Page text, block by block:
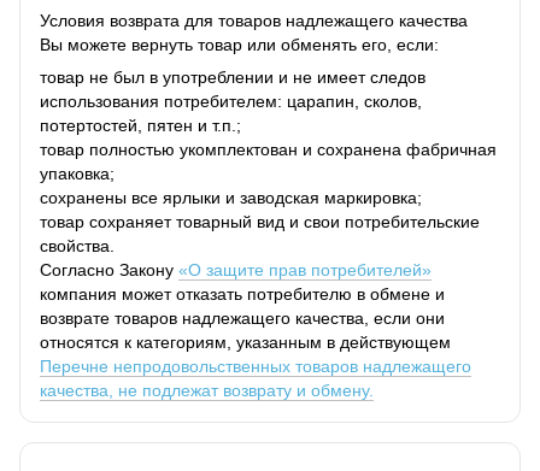
Условия возврата для товаров надлежащего качества
Вы можете вернуть товар или обменять его, если:
товар не был в употреблении и не имеет следов
использования потребителем: царапин, сколов,
потертостей, пятен и т.п.;
товар полностью укомплектован и сохранена фабричная
упаковка;
сохранены все ярлыки и заводская маркировка;
товар сохраняет товарный вид и свои потребительские
свойства.
Согласно Закону «О защите прав потребителей»
компания может отказать потребителю в обмене и
возврате товаров надлежащего качества, если они
относятся к категориям, указанным в действующем
Перечне непродовольственных товаров надлежащего
качества, не подлежат возврату и обмену.